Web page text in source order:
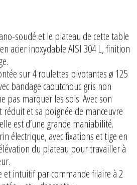
soudé et le plateau de cette table
acier inoxydable AISI 304 L, finition
sur 4 roulettes pivotantes ø 125
bandage caoutchouc gris non
pas marquer les sols. Avec son
réduit et sa poignée de manœuvre
est d’une grande maniabilité.
électrique, avec fixations et tige en
du plateau pour travailler à
et intuitif par commande filaire à 2